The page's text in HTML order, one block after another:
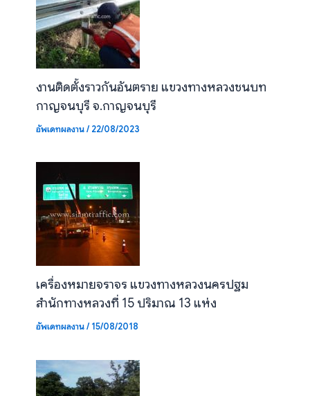
งานติดตั้งราวกันอันตราย แขวงทางหลวงชนบท
กาญจนบุรี จ.กาญจนบุรี
อัพเดทผลงาน/22/08/2023
เครื่องหมายจราจร แขวงทางหลวงนครปฐม
สำนักทางหลวงที่ 15 ปริมาณ 13 แห่ง
อัพเดทผลงาน/15/08/2018